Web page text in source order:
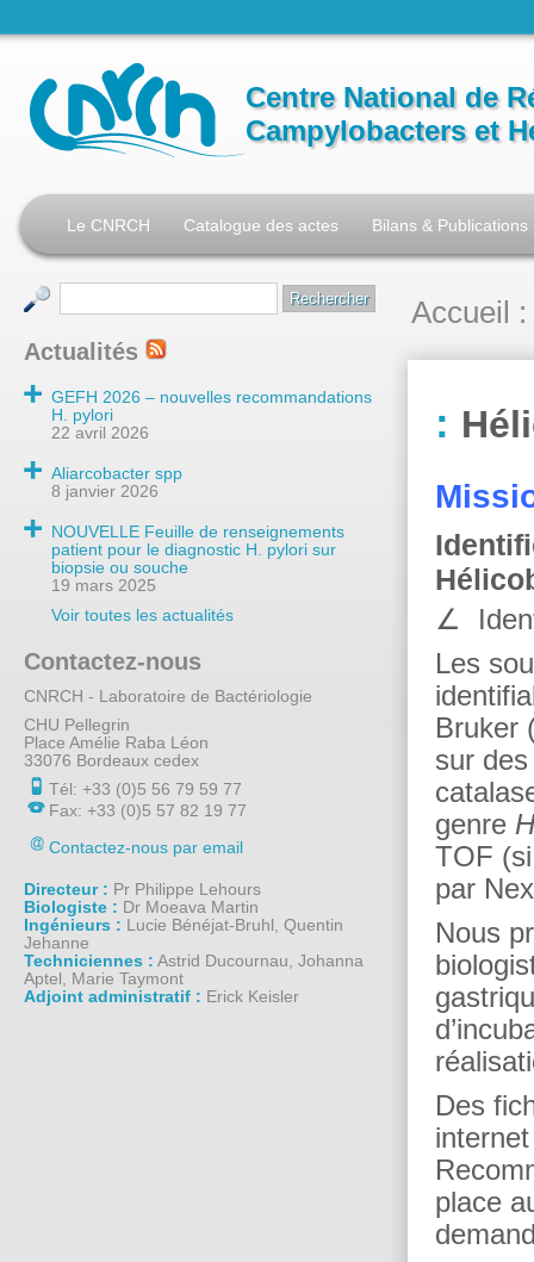
Centre National de
Campylobacters et
Le CNRCH Catalogue des actes Bilans & Publications
Accueil :
∠
Les
Bruker
sur
genre
TOF
par
Nous
Des
place
Actualités
GEFH 2026 – nouvelles recommandations
H. pylori
22 avril 2026
Aliarcobacter spp
8 janvier 2026
NOUVELLE Feuille de renseignements
patient pour le diagnostic H. pylori sur
biopsie ou souche
19 mars 2025
Voir toutes les actualités
Contactez-nous
CNRCH - Laboratoire de Bactériologie
CHU Pellegrin
Place Amélie Raba Léon
33076 Bordeaux cedex
Tél: +33 (0)5 56 79 59 77
Fax: +33 (0)5 57 82 19 77
Contactez-nous par email
Directeur : Pr Philippe Lehours
Biologiste : Dr Moeava Martin
Ingénieurs : Lucie Bénéjat-Bruhl, Quentin
Jehanne
Techniciennes : Astrid Ducournau, Johanna
Aptel, Marie Taymont
Adjoint administratif : Erick Keisler